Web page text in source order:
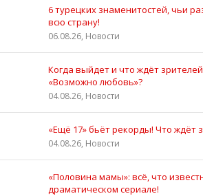
6 турецких знаменитостей, чьи
всю страну!
06.08.26, Новости
Когда выйдет и что ждёт
«Возможно любовь»?
04.08.26, Новости
«Ещё 17» бьёт рекорды! Что ждёт
04.08.26, Новости
«Половина мамы»: всё, что
драматическом сериале!